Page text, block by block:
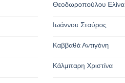
Θεοδωροπούλου Ελίνα
Ιωάννου Σταύρος
Καββαθά Αντιγόνη
Κάλμπαρη Χριστίνα